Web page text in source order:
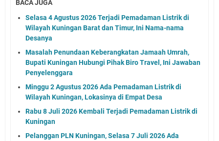
BACA JUGA
Selasa 4 Agustus 2026 Terjadi Pemadaman Listrik di
Wilayah Kuningan Barat dan Timur, Ini Nama-nama
Desanya
Masalah Penundaan Keberangkatan Jamaah Umrah,
Bupati Kuningan Hubungi Pihak Biro Travel, Ini Jawaban
Penyelenggara
Minggu 2 Agustus 2026 Ada Pemadaman Listrik di
Wilayah Kuningan, Lokasinya di Empat Desa
Rabu 8 Juli 2026 Kembali Terjadi Pemadaman Listrik di
Kuningan
Pelanggan PLN Kuningan, Selasa 7 Juli 2026 Ada